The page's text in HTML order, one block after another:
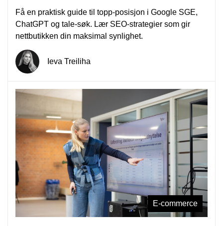
Få en praktisk guide til topp-posisjon i Google SGE,
ChatGPT og tale-søk. Lær SEO-strategier som gir
nettbutikken din maksimal synlighet.
Ieva Treiliha
E-commerce